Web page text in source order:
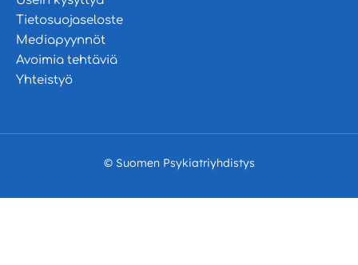
Tietosuojaseloste
Mediapyynnöt
Avoimia tehtäviä
Yhteistyö
© Suomen Psykiatriyhdistys